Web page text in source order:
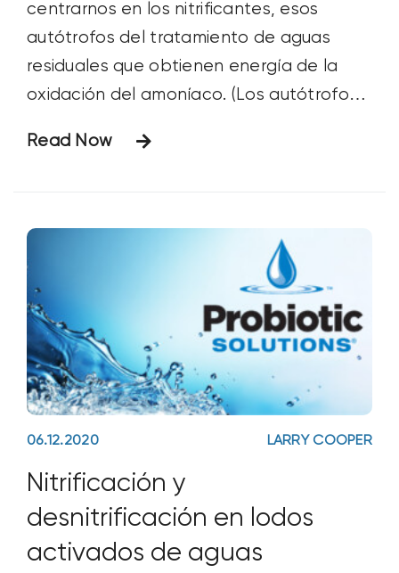
centrarnos en los nitrificantes, esos
autótrofos del tratamiento de aguas
residuales que obtienen energía de la
oxidación del amoníaco. (Los autótrofos
compuestos orgánicos complejos
alimento). Oxidar el amoníaco es una
forma elegante de decir
Read Now
06.12.2020 LARRY COOPER
Nitrificación y
desnitrificación en lodos
activados de aguas